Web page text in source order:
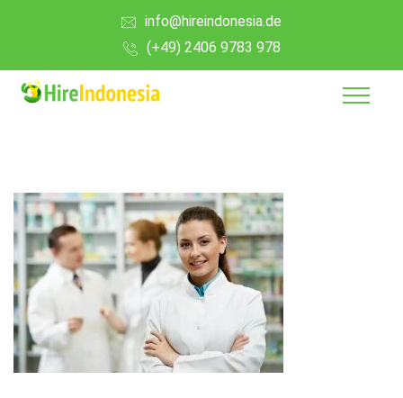
info@hireindonesia.de
(+49) 2406 9783 978